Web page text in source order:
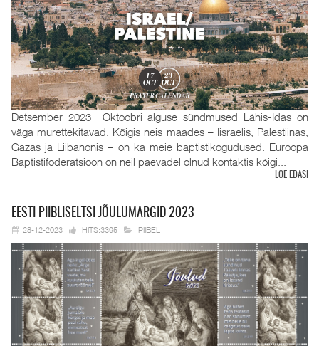
Detsember 2023 Oktoobri alguse sündmused Lähis-Idas on
väga murettekitavad. Kõigis neis maades – Iisraelis, Palestiinas,
Gazas ja Liibanonis – on ka meie baptistikogudused. Euroopa
Baptistiföderatsioon on neil päevadel olnud kontaktis kõigi...
LOE EDASI
EESTI PIIBLISELTSI JÕULUMARGID 2023
28-12-2023 HITS:3395 PIIBEL